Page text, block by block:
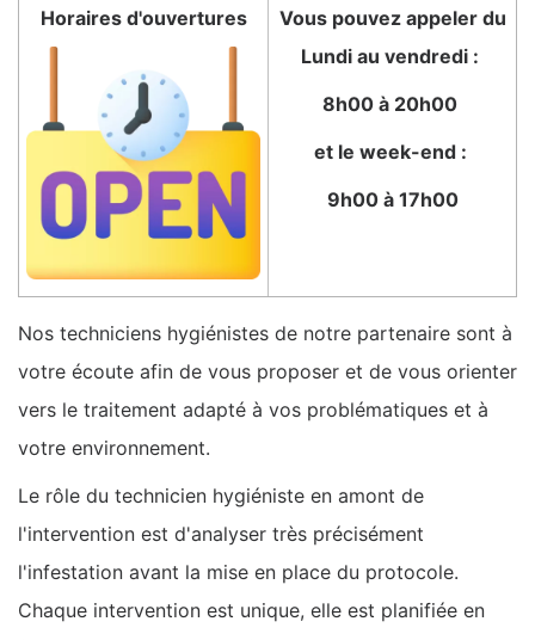
Horaires d'ouvertures
Vous pouvez appeler du
Lundi au vendredi :
8h00 à 20h00
et le week-end :
9h00 à 17h00
Nos techniciens hygiénistes de notre partenaire sont à
votre écoute afin de vous proposer et de vous orienter
vers le traitement adapté à vos problématiques et à
votre environnement.
Le rôle du technicien hygiéniste en amont de
l'intervention est d'analyser très précisément
l'infestation avant la mise en place du protocole.
Chaque intervention est unique, elle est planifiée en